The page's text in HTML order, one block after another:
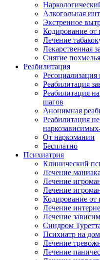
Алкогольная
Экстренное
Кодирование от
Лечение
Лекарственная
Снятие похмелья
Реабилитация
Реабилитация
Реабилитация
шагов
Анонимная
Реабилитация
От наркомании
Бесплатно
Психиатрия
Клинический
Лечение
Лечение
Лечение
Кодирование от
Лечение
Лечение
Синдром
Психиатр на дом
Лечение
Лечение